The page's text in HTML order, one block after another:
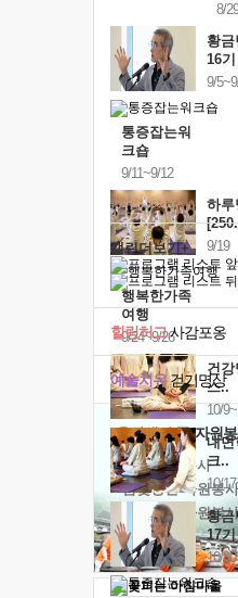
8/29
황
16기
9/
통증잡는워
크숍
9/11~9/12
하루
9/19
행복한가족
여행
9/24~9/26
건강
스..
10/
내면
크..
10/
황금
17기
10/
캘린더보기+
예술치유걷기명상
힐링허그사감포옹
'옹달샘의 꽃'자원
· 청년 자원봉사
· 금빛청년 자원봉사
· 음식연구 자원봉사